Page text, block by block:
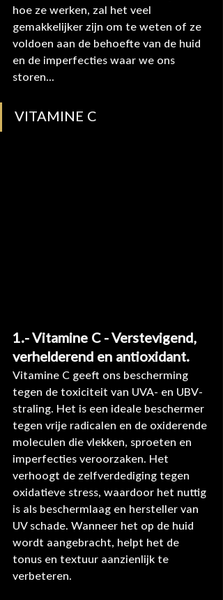
hoe ze werken, zal het veel
gemakkelijker zijn om te weten of ze
voldoen aan de behoefte van de huid
en de imperfecties waar we ons
storen...
VITAMINE C
1.- Vitamine C - Verstevigend,
verhelderend en antioxidant.
Vitamine C geeft ons bescherming
tegen de toxiciteit van UVA- en UBV-
straling. Het is een ideale beschermer
tegen vrije radicalen en de oxiderende
moleculen die vlekken, sproeten en
imperfecties veroorzaken. Het
verhoogt de zelfverdediging tegen
oxidatieve stress, waardoor het nuttig
is als beschermlaag en hersteller van
UV schade. Wanneer het op de huid
wordt aangebracht, helpt het de
tonus en textuur aanzienlijk te
verbeteren.